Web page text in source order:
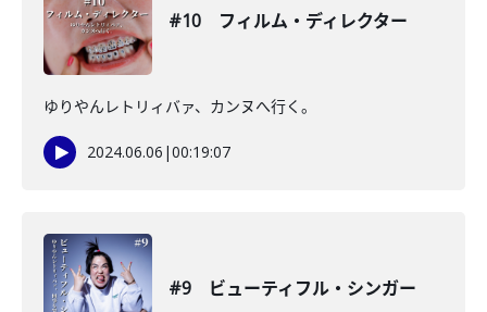
#10 フィルム・ディレクター
ゆりやんレトリィバァ、カンヌへ行く。
2024.06.06 |00:19:07
#9 ビューティフル・シンガー